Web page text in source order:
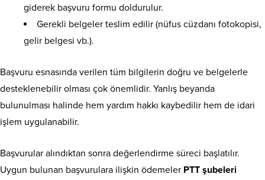
giderek başvuru formu doldurulur.
Gerekli belgeler teslim edilir (nüfus cüzdanı fotokopisi,
gelir belgesi vb.).
Başvuru esnasında verilen tüm bilgilerin doğru ve belgelerle
desteklenebilir olması çok önemlidir. Yanlış beyanda
bulunulması halinde hem yardım hakkı kaybedilir hem de idari
işlem uygulanabilir.
Başvurular alındıktan sonra değerlendirme süreci başlatılır.
Uygun bulunan başvurulara ilişkin ödemeler PTT şubeleri